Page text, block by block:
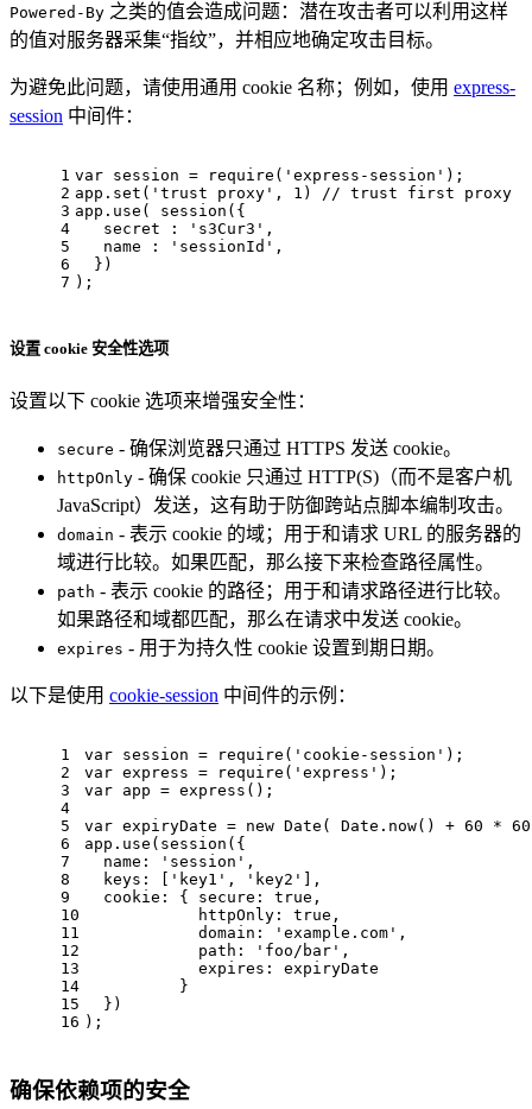
Powered-By 之类的值会造成问题：潜在攻击者可以利用这样
的值对服务器采集“指纹”，并相应地确定攻击目标。
为避免此问题，请使用通用 cookie 名称；例如，使用 express-
session 中间件：
1
2
3
4
5
6
7
var session = require ( 'express-session' );
app. set ( 'trust proxy' , 1 ) // trust first proxy
app. use ( session ({
   secret :
's3Cur3' ,
   name :
'sessionId' ,
  })
);
设置 cookie 安全性选项
设置以下 cookie 选项来增强安全性：
secure - 确保浏览器只通过 HTTPS 发送 cookie。
httpOnly - 确保 cookie 只通过 HTTP(S)（而不是客户机
JavaScript）发送，这有助于防御跨站点脚本编制攻击。
domain - 表示 cookie 的域；用于和请求 URL 的服务器的
域进行比较。如果匹配，那么接下来检查路径属性。
path - 表示 cookie 的路径；用于和请求路径进行比较。
如果路径和域都匹配，那么在请求中发送 cookie。
expires - 用于为持久性 cookie 设置到期日期。
以下是使用 cookie-session 中间件的示例：
1
2
3
4
5
6
7
8
9
10
11
12
13
14
15
16
var session = require ( 'cookie-session' );
var express = require ( 'express' );
var app = express ();
var expiryDate = new Date ( Date . now() + 60 * 60
app. use ( session ({
name : 'session' ,
keys : [ 'key1' , 'key2'
],
cookie : { secure : true ,
httpOnly : true ,
domain : 'example.com' ,
path : 'foo/bar' ,
expires : expiryDate
          }
  })
);
确保依赖项的安全